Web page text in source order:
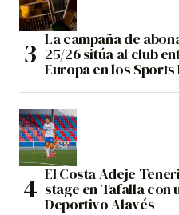
La campaña de
25/26 sitúa al club
Europa en los
El Costa Adeje
stage en Tafalla con
Deportivo Alavés